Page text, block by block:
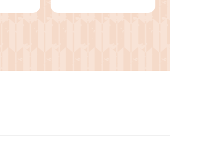
赤肉メ
ルー
ジュ
級フル